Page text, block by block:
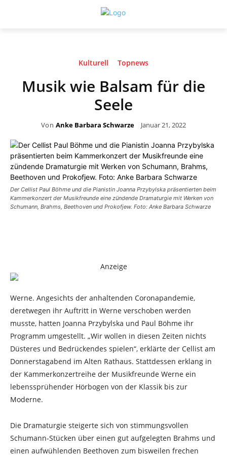
Kulturell Topnews
Musik wie Balsam für die
Seele
Von Anke Barbara Schwarze Januar 21, 2022
Der Cellist Paul Böhme und die Pianistin Joanna Przybylska präsentierten beim
Kammerkonzert der Musikfreunde eine zündende Dramaturgie mit Werken von
Schumann, Brahms, Beethoven und Prokofjew. Foto: Anke Barbara Schwarze
Anzeige
Werne. Angesichts der anhaltenden Coronapandemie,
deretwegen ihr Auftritt in Werne verschoben werden
musste, hatten Joanna Przybylska und Paul Böhme ihr
Programm umgestellt. „Wir wollen in diesen Zeiten nichts
Düsteres und Bedrückendes spielen“, erklärte der Cellist am
Donnerstagabend im Alten Rathaus. Stattdessen erklang in
der Kammerkonzertreihe der Musikfreunde Werne ein
lebenssprühender Hörbogen von der Klassik bis zur
Moderne.
Die Dramaturgie steigerte sich von stimmungsvollen
Schumann-Stücken über einen gut aufgelegten Brahms und
einen aufwühlenden Beethoven zum bisweilen frechen